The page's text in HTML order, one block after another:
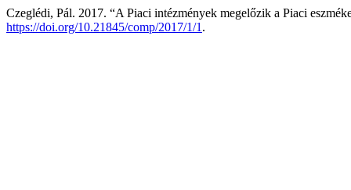
Czeglédi, Pál. 2017. “A Piaci intézmények megelőzik a Piaci
https://doi.org/10.21845/comp/2017/1/1 .